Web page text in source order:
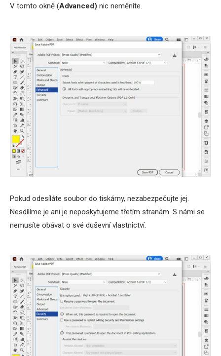
V tomto okně (Advanced) nic neměníte.
Pokud odesíláte soubor do tiskárny, nezabezpečujte jej.
Nesdílíme je ani je neposkytujeme třetím stranám. S námi se
nemusíte obávat o své duševní vlastnictví.